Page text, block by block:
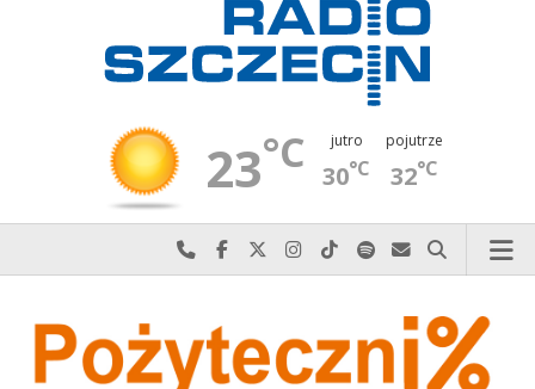
23°C jutro
30°C
pojutrze
32°C
Najlepiej po prostu do nas zadzwoń
Odwiedź nas na Facebook-u
Odwiedź nas na X
Odwiedź nas na Instagram-ie
Odwiedź nas na TikTok-u
Szukaj nas na Spotify
Wyślij do nas
Szukaj